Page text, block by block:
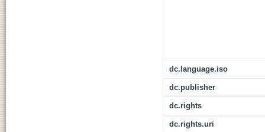
dc.language.iso
dc.publisher
dc.rights
dc.rights.uri